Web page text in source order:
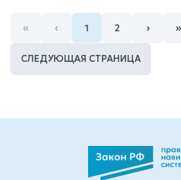
« ‹ 1 2 › »
СЛЕДУЮЩАЯ СТРАНИЦА